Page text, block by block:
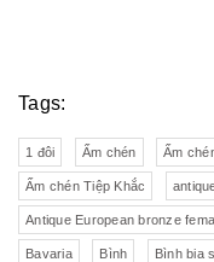
Tags:
1 đôi Ấm chén Ấm
Ấm chén Tiệp Khắc
Antique European bronze
Bavaria Bình Bình bia